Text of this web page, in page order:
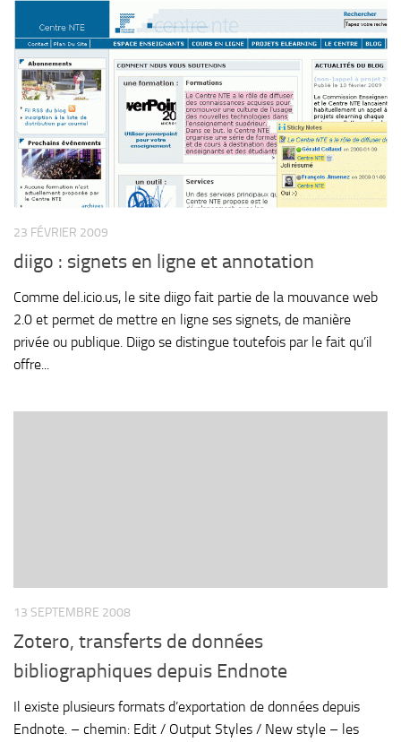
23 FÉVRIER 2009
diigo : signets en ligne et annotation
Comme del.icio.us, le site diigo fait partie de la mouvance web
2.0 et permet de mettre en ligne ses signets, de manière
privée ou publique. Diigo se distingue toutefois par le fait qu’il
offre...
13 SEPTEMBRE 2008
Zotero, transferts de données
bibliographiques depuis Endnote
Il existe plusieurs formats d’exportation de données depuis
Endnote. – chemin: Edit / Output Styles / New style – les